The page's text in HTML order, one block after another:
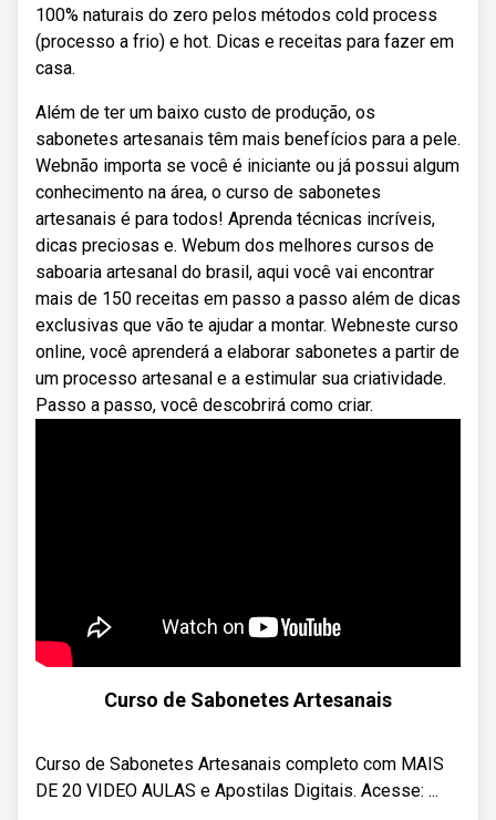
100% naturais do zero pelos métodos cold process
(processo a frio) e hot. Dicas e receitas para fazer em
casa.
Além de ter um baixo custo de produção, os
sabonetes artesanais têm mais benefícios para a pele.
Webnão importa se você é iniciante ou já possui algum
conhecimento na área, o curso de sabonetes
artesanais é para todos! Aprenda técnicas incríveis,
dicas preciosas e. Webum dos melhores cursos de
saboaria artesanal do brasil, aqui você vai encontrar
mais de 150 receitas em passo a passo além de dicas
exclusivas que vão te ajudar a montar. Webneste curso
online, você aprenderá a elaborar sabonetes a partir de
um processo artesanal e a estimular sua criatividade.
Passo a passo, você descobrirá como criar.
Curso de Sabonetes Artesanais
Curso de Sabonetes Artesanais completo com MAIS
DE 20 VIDEO AULAS e Apostilas Digitais. Acesse: ...